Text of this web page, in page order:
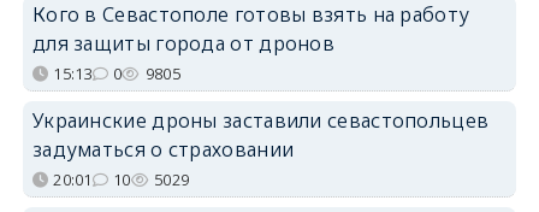
Кого в Севастополе готовы взять на работу
для защиты города от дронов
15:13 0 9805
Украинские дроны заставили севастопольцев
задуматься о страховании
20:01 10 5029